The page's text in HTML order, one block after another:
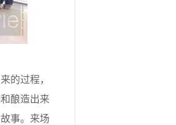
的过程，
酿造出来
事。来场